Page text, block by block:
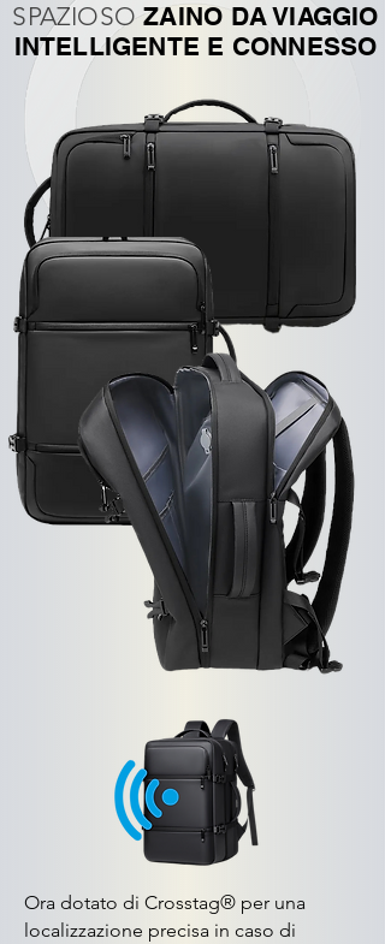
SPAZIOSO ZAINO DA VIAGGIO
INTELLIGENTE E CONNESSO
Ora dotato di Crosstag® per una
localizzazione precisa in caso di